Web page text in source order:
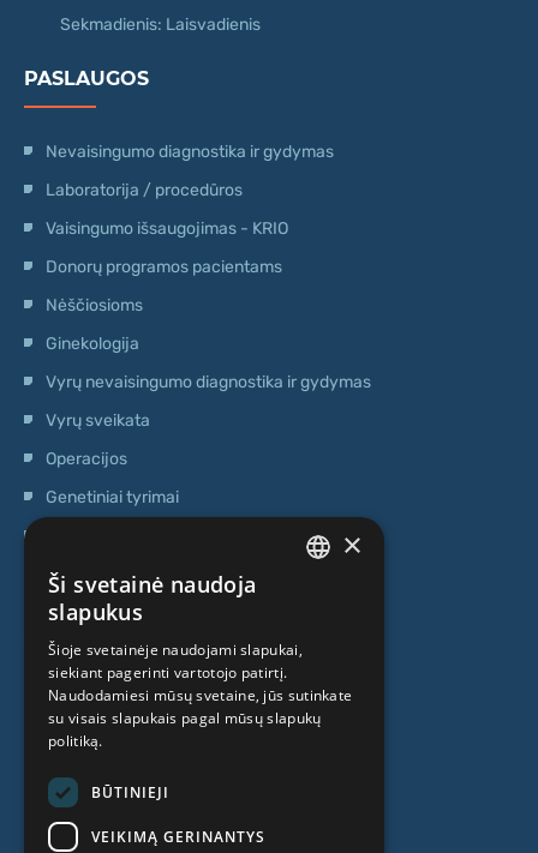
Sekmadienis: Laisvadienis
PASLAUGOS
Nevaisingumo diagnostika ir gydymas
Laboratorija / procedūros
Vaisingumo išsaugojimas - KRIO
Donorų programos pacientams
Nėščiosioms
Ginekologija
Vyrų nevaisingumo diagnostika ir gydymas
Vyrų sveikata
Operacijos
Genetiniai tyrimai
Kamieninių ląstelių centras
Kas mes esame
Specialistai
Kainos
Kontaktai
LITHUANIAN
×
Ši svetainė naudoja
slapukus
Šioje svetainėje naudojami slapukai,
siekiant pagerinti vartotojo patirtį.
Naudodamiesi mūsų svetaine, jūs sutinkate
su visais slapukais pagal mūsų slapukų
politiką.
BŪTINIEJI
VEIKIMĄ GERINANTYS